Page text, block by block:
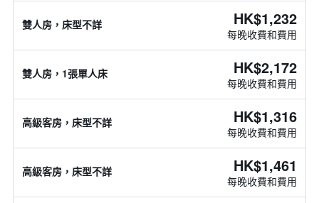
雙人房，床型不詳 HK$1,232
每晚收費和費用
雙人房，1張單人床 HK$2,172
每晚收費和費用
高級客房，床型不詳 HK$1,316
每晚收費和費用
高級客房，床型不詳 HK$1,461
每晚收費和費用